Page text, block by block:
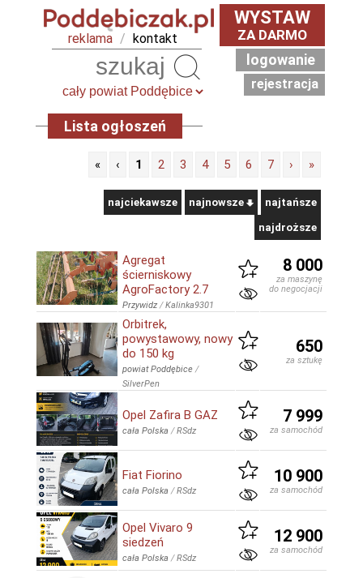
reklama / kontakt
WYSTAW
ZA DARMO
logowanie
rejestracja
Lista ogłoszeń
« ‹ 1 2 3 4 5 6 7 › »
najciekawsze najnowsze najtańsze
najdroższe
Agregat
ścierniskowy
AgroFactory 2.7
Przywidz /Kalinka9301
8 000
za maszynę
do negocjacji
Orbitrek,
powystawowy, nowy
do 150 kg
powiat Poddębice /
SilverPen
650
za sztukę
Opel Zafira B GAZ
cała Polska /RSdz
7 999
za samochód
Fiat Fiorino
cała Polska /RSdz
10 900
za samochód
Opel Vivaro 9
siedzeń
cała Polska /RSdz
12 900
za samochód